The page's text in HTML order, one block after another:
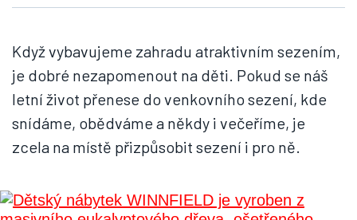
Když vybavujeme zahradu atraktivním sezením,
je dobré nezapomenout na děti. Pokud se náš
letní život přenese do venkovního sezení, kde
snídáme, obědváme a někdy i večeříme, je
zcela na místě přizpůsobit sezení i pro ně.